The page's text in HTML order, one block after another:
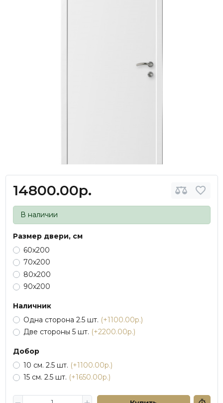
14800.00р.
В наличии
Размер двери, см
60х200
70х200
80х200
90х200
Наличник
Одна сторона 2.5 шт. (+1100.00р.)
Две стороны 5 шт. (+2200.00р.)
Добор
10 см. 2.5 шт. (+1100.00р.)
15 см. 2.5 шт. (+1650.00р.)